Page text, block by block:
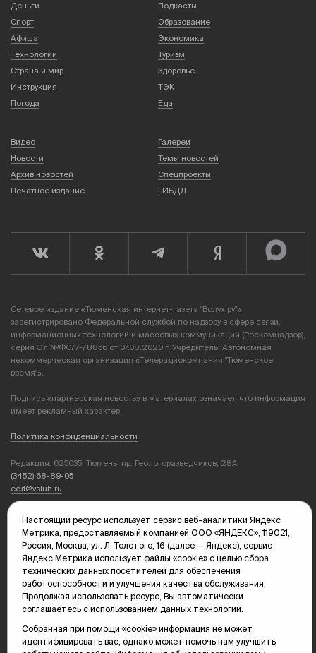
Деньги
Подкасты
Спорт
Образование
Афиша
Экономика
Технологии
Туризм
Страна и мир
Здоровье
Инструкция
ТЭК
Погода
Еда
Видео
Галереи
Новости
Темы новостей
Архив новостей
Спецпроекты
Печатное издание
ГИБДД
Сетевое издание «Тюменская интернет-газета "Вслух.ру"»
зарегистрировано Федеральной службой по надзору в сфере связи,
информационных технологий и массовых коммуникаций (Роскомнадзор),
серия Эл №ФС77-78856 от 07.08.2020 г. Учредитель: Автономная
некоммерческая организация «Телерадиокомпания "Тюменское
время"».
Подпись «партнерская новость» в материалах означает, что информация
имеет рекламный характер.
Политика конфиденциальности
Редакция: 625035, Тюмень, пр. Геологоразведчиков, 28А
(3452) 68-89-05
edit@vsluh.ru
kika@vsluh.ru
По вопросам рекламы:
(3452) 68-89-78
kotovaev@sibinformburo.ru
mim@vsluh.ru
Настоящий ресурс использует сервис веб-аналитики Яндекс
Метрика, предоставляемый компанией ООО «ЯНДЕКС», 119021,
Россия, Москва, ул. Л. Толстого, 16 (далее — Яндекс), сервис
Яндекс Метрика использует файлы «cookie» с целью сбора
технических данных посетителей для обеспечения
работоспособности и улучшения качества обслуживания.
Продолжая использовать ресурс, Вы автоматически
соглашаетесь с использованием данных технологий.
Собранная при помощи «cookie» информация не может
идентифицировать вас, однако может помочь нам улучшить